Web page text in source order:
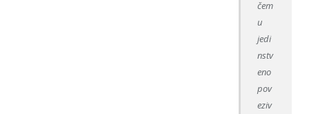
čem
u
jedi
nstv
eno
pov
eziv